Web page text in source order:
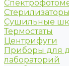
Стерилизаторы
Сушильные
Термостаты
Центрифуги
Приборы для
лабораторий